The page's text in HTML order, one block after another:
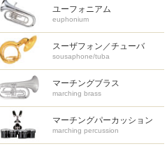
ユーフォニアム
euphonium
スーザフォン／チューバ
sousaphone/tuba
マーチングブラス
marching brass
マーチングパーカッション
marching percussion